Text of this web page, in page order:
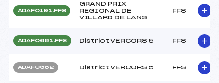
ADAF0191.FFS
GRAND PRIX
REGIONAL DE
VILLARD DE LANS
FFS
ADAF0661.FFS District VERCORS 5 FFS
ADAF0662 District VERCORS 5 FFS